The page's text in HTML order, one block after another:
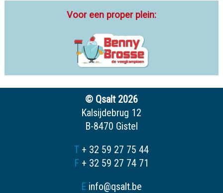
Voor een proper plein:
© Qsalt 2026
Kalsijdebrug 12
B-8470 Gistel
T + 32 59 27 75 44
F+ 32 59 27 74 71
E info@qsalt.be